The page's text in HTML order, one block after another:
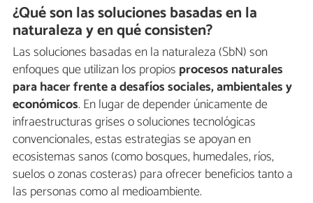
¿Qué son las soluciones basadas en la
naturaleza y en qué consisten?
Las soluciones basadas en la naturaleza (SbN) son
enfoques que utilizan los propios procesos naturales
para hacer frente a desafíos sociales, ambientales y
económicos. En lugar de depender únicamente de
infraestructuras grises o soluciones tecnológicas
convencionales, estas estrategias se apoyan en
ecosistemas sanos (como bosques, humedales, ríos,
suelos o zonas costeras) para ofrecer beneficios tanto a
las personas como al medioambiente.